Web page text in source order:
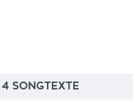
SONGTEXTE